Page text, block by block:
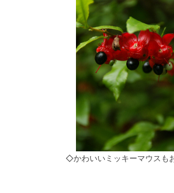
◇かわいいミッキーマウスも